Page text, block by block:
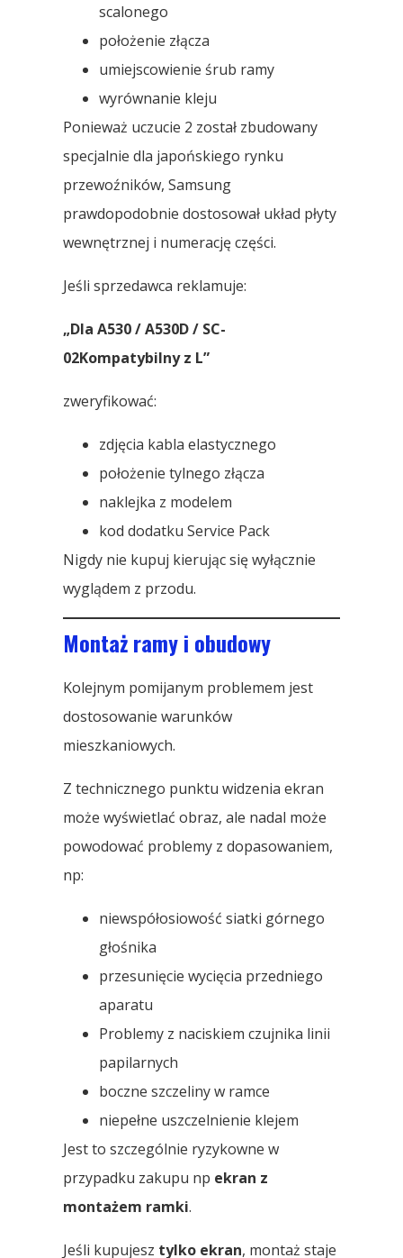
scalonego
położenie złącza
umiejscowienie śrub ramy
wyrównanie kleju
Ponieważ uczucie 2 został zbudowany
specjalnie dla japońskiego rynku
przewoźników, Samsung
prawdopodobnie dostosował układ płyty
wewnętrznej i numerację części.
Jeśli sprzedawca reklamuje:
„Dla A530 / A530D / SC-
02Kompatybilny z L”
zweryfikować:
zdjęcia kabla elastycznego
położenie tylnego złącza
naklejka z modelem
kod dodatku Service Pack
Nigdy nie kupuj kierując się wyłącznie
wyglądem z przodu.
Montaż ramy i obudowy
Kolejnym pomijanym problemem jest
dostosowanie warunków
mieszkaniowych.
Z technicznego punktu widzenia ekran
może wyświetlać obraz, ale nadal może
powodować problemy z dopasowaniem,
np:
niewspółosiowość siatki górnego
głośnika
przesunięcie wycięcia przedniego
aparatu
Problemy z naciskiem czujnika linii
papilarnych
boczne szczeliny w ramce
niepełne uszczelnienie klejem
Jest to szczególnie ryzykowne w
przypadku zakupu np ekran z
montażem ramki.
Jeśli kupujesz tylko ekran, montaż staje